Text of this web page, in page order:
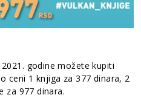
godine možete kupiti
ceni 1 knjiga za 377 dinara, 2
za 977 dinara.